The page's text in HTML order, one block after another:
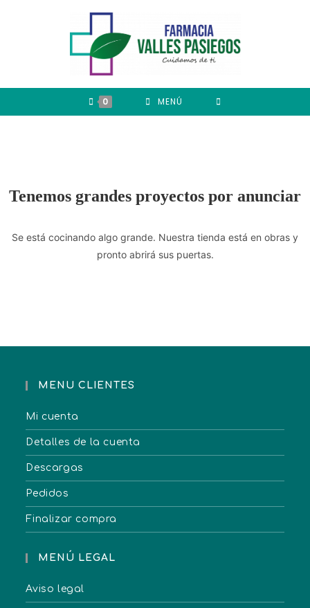
0 MENÚ
Tenemos grandes proyectos por anunciar
Se está cocinando algo grande. Nuestra tienda está en obras y
pronto abrirá sus puertas.
MENU CLIENTES
Mi cuenta
Detalles de la cuenta
Descargas
Pedidos
Finalizar compra
MENÚ LEGAL
Aviso legal